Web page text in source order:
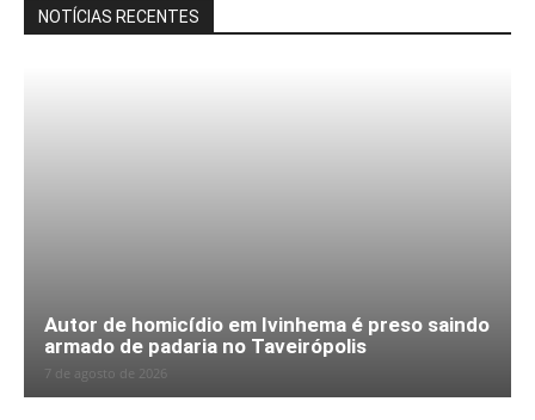
NOTÍCIAS RECENTES
Autor de homicídio em Ivinhema é preso saindo
armado de padaria no Taveirópolis
7 de agosto de 2026